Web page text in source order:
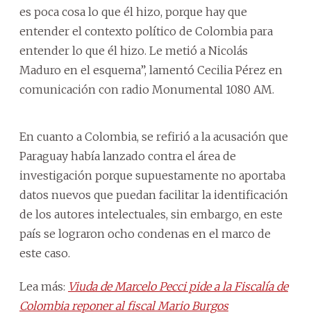
es poca cosa lo que él hizo, porque hay que
entender el contexto político de Colombia para
entender lo que él hizo. Le metió a Nicolás
Maduro en el esquema”, lamentó Cecilia Pérez en
comunicación con radio Monumental 1080 AM.
En cuanto a Colombia, se refirió a la acusación que
Paraguay había lanzado contra el área de
investigación porque supuestamente no aportaba
datos nuevos que puedan facilitar la identificación
de los autores intelectuales, sin embargo, en este
país se lograron ocho condenas en el marco de
este caso.
Lea más: Viuda de Marcelo Pecci pide a la Fiscalía de
Colombia reponer al fiscal Mario Burgos